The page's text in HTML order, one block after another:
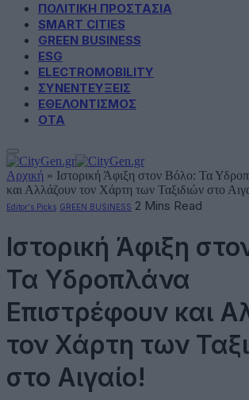
ΠΟΛΙΤΙΚΗ ΠΡΟΣΤΑΣΙΑ
SMART CITIES
GREEN BUSINESS
ESG
ELECTROMOBILITY
ΣΥΝΕΝΤΕΥΞΕΙΣ
ΕΘΕΛΟΝΤΙΣΜΟΣ
ΟΤΑ
Αρχική » Ιστορική Άφιξη στον Βόλο: Τα
και Αλλάζουν τον Χάρτη των Ταξιδιών στο
Editor's Picks GREEN BUSINESS 2 Mins Read
Ιστορική Άφιξη
Τα Υδροπλάνα
Επιστρέφουν και
τον Χάρτη των
στο Αιγαίο!